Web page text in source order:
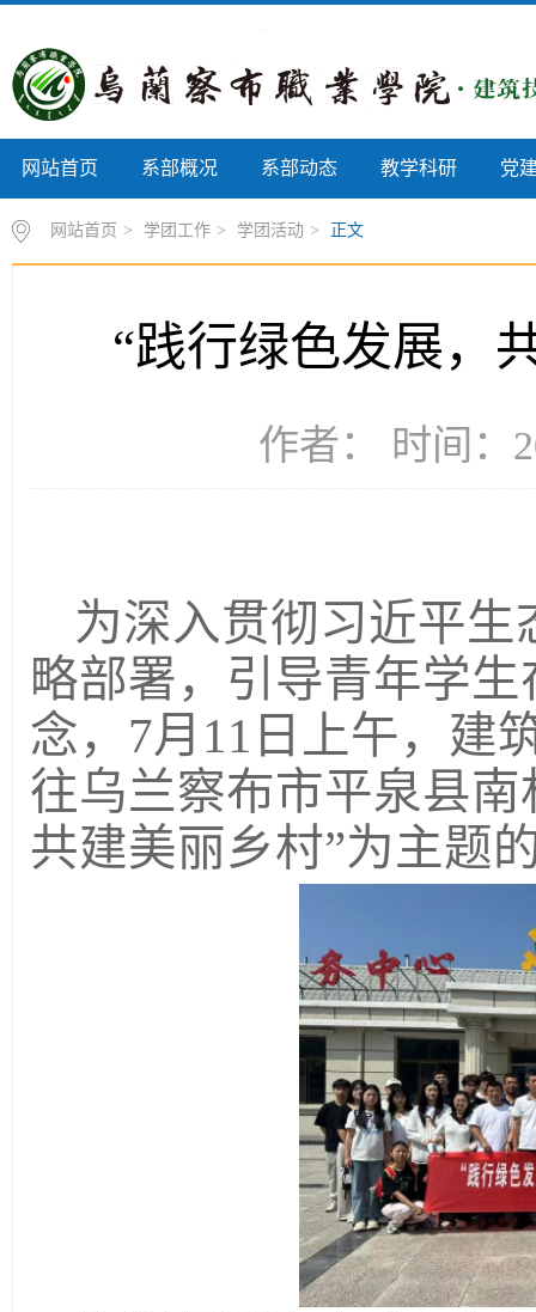
网站首页 系部概况 系部动态 教学科研 党
网站首页 > 学团工作 > 学团活动 > 正文
“践行绿色发展，
作者： 时间：
为深入贯彻习近平
略部署，引导青年学
念，7月11日上午，建
往乌兰察布市平泉县
共建美丽乡村”为主题